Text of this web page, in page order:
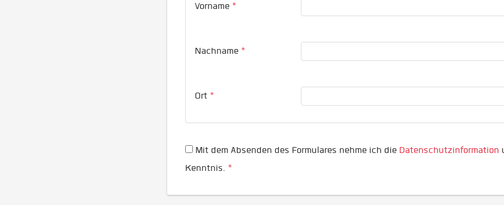
Vorname *
Nachname *
Ort *
Mit dem Absenden des Formulares nehme ich die Datenschutzinformation
Kenntnis. *